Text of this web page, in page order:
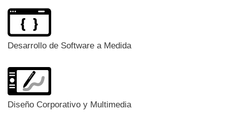
Desarrollo de Software a Medida
Diseño Corporativo y Multimedia